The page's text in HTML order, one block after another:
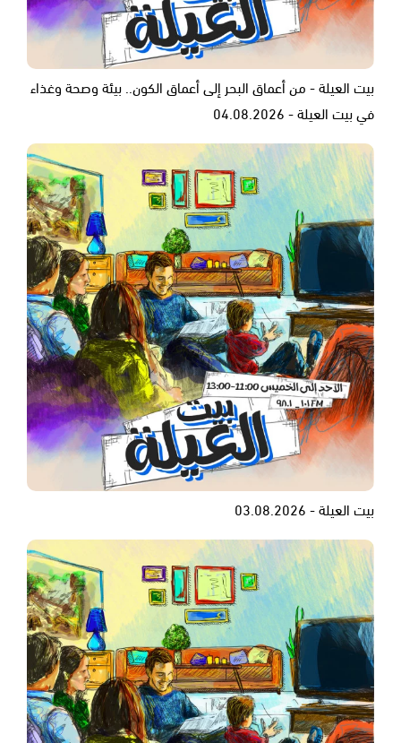
بيت العيلة - من أعماق البحر إلى أعماق الكون.. بيئة وصحة وغذاء
في بيت العيلة - 04.08.2026
بيت العيلة - 03.08.2026